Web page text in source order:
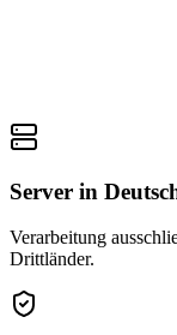
Server in
Verarbeitung
Drittländer.